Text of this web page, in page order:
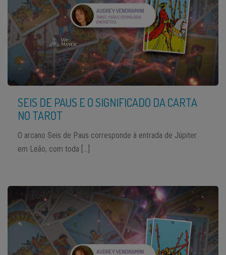
SEIS DE PAUS E O SIGNIFICADO DA CARTA
NO TAROT
O arcano Seis de Paus corresponde à entrada de Júpiter
em Leão, com toda […]